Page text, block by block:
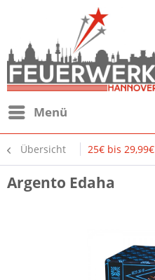
Menü
Übersicht 25€ bis 29,99€
Argento Edaha